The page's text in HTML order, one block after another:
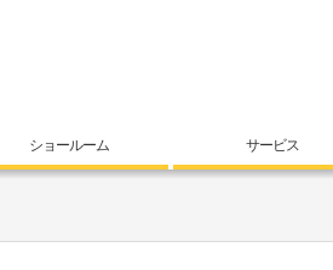
ショールーム サービス